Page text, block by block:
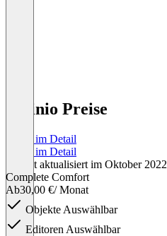
orginio Preise
Preise im Detail
Preise im Detail
Zuletzt aktualisiert im Oktober 2022
Complete Comfort
Ab30,00 €/ Monat
Objekte Auswählbar
Editoren Auswählbar